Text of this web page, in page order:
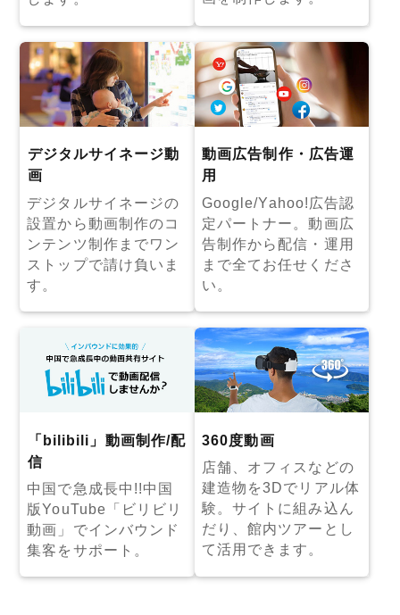
デジタルサイネージ動
画
デジタルサイネージの
設置から動画制作のコ
ンテンツ制作までワン
ストップで請け負いま
す。
動画広告制作・広告運
用
Google/Yahoo!広告認
定パートナー。動画広
告制作から配信・運用
まで全てお任せくださ
い。
「bilibili」動画制作/配
信
中国で急成長中!!中国
版YouTube「ビリビリ
動画」でインバウンド
集客をサポート。
360度動画
店舗、オフィスなどの
建造物を3Dでリアル体
験。サイトに組み込ん
だり、館内ツアーとし
て活用できます。